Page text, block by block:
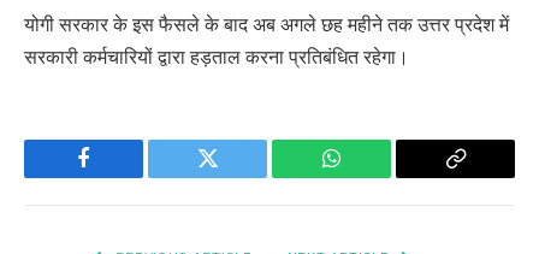
योगी सरकार के इस फैसले के बाद अब अगले छह महीने तक उत्तर प्रदेश में
सरकारी कर्मचारियों द्वारा हड़ताल करना प्रतिबंधित रहेगा।
Facebook Twitter WhatsApp
Copy